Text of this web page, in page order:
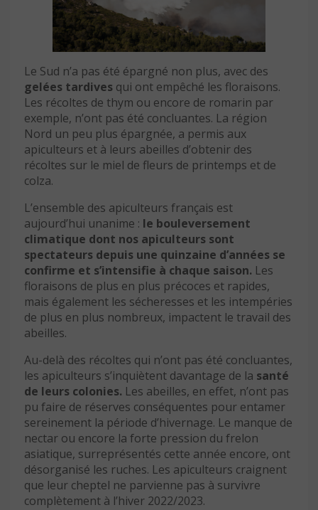
Le Sud n’a pas été épargné non plus, avec des
gelées tardives qui ont empêché les floraisons.
Les récoltes de thym ou encore de romarin par
exemple, n’ont pas été concluantes. La région
Nord un peu plus épargnée, a permis aux
apiculteurs et à leurs abeilles d’obtenir des
récoltes sur le miel de fleurs de printemps et de
colza.
L’ensemble des apiculteurs français est
aujourd’hui unanime : le bouleversement
climatique dont nos apiculteurs sont
spectateurs depuis une quinzaine d’années se
confirme et s’intensifie à chaque saison. Les
floraisons de plus en plus précoces et rapides,
mais également les sécheresses et les intempéries
de plus en plus nombreux, impactent le travail des
abeilles.
Au-delà des récoltes qui n’ont pas été concluantes,
les apiculteurs s’inquiètent davantage de la santé
de leurs colonies. Les abeilles, en effet, n’ont pas
pu faire de réserves conséquentes pour entamer
sereinement la période d’hivernage. Le manque de
nectar ou encore la forte pression du frelon
asiatique, surreprésentés cette année encore, ont
désorganisé les ruches. Les apiculteurs craignent
que leur cheptel ne parvienne pas à survivre
complètement à l’hiver 2022/2023.